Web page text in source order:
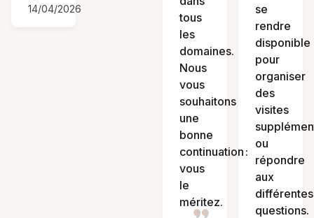
14/04/2026
tous
les
domaines.
Nous
vous
souhaitons
une
bonne
continuation :
vous
le
méritez.
se
rendre
disponible
pour
organiser
des
visites
ou
répondre
aux
différentes
questions.